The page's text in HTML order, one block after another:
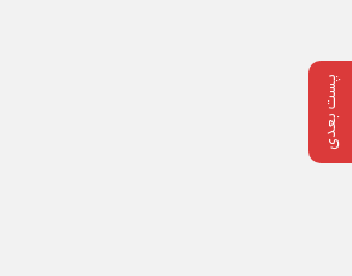
پست بعدی